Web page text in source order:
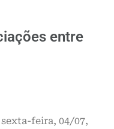
entre
feira, 04/07,